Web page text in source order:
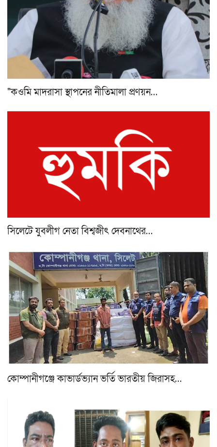
"কওমি মাদরাসা স্থাপনের নীতিমালা প্রণয়ন…
সিলেটে যুবলীগ নেতা বিশ্বজীৎ দেবনাথের…
কোম্পানীগঞ্জে কাভার্ডভ্যান ভর্তি ভারতীয় জিরাসহ…